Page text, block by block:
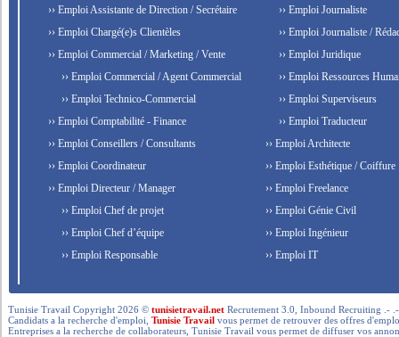
›› Emploi Assistante de Direction / Secrétaire
›› Emploi Chargé(e)s Clientèles
›› Emploi Commercial / Marketing / Vente
›› Emploi Commercial / Agent Commercial
›› Emploi Technico-Commercial
›› Emploi Comptabilité - Finance
›› Emploi Conseillers / Consultants
›› Emploi Coordinateur
›› Emploi Directeur / Manager
›› Emploi Chef de projet
›› Emploi Chef d’équipe
›› Emploi Responsable
›› Emploi Journaliste
›› Emploi Journaliste /
›› Emploi Juridique
›› Emploi Ressources
›› Emploi Superviseurs
›› Emploi Traducteur
›› Emploi Architecte
›› Emploi Esthétique / Coiffure
›› Emploi Freelance
›› Emploi Génie Civil
›› Emploi Ingénieur
›› Emploi IT
Tunisie Travail Copyright 2026 ©tunisietravail.net Recrutement 3.0, Inbound Recruiting .-
Candidats a la recherche d'emploi,Tunisie Travail vous permet de retrouver des offres
Entreprises a la recherche de collaborateurs, Tunisie Travail vous permet de diffuser vos